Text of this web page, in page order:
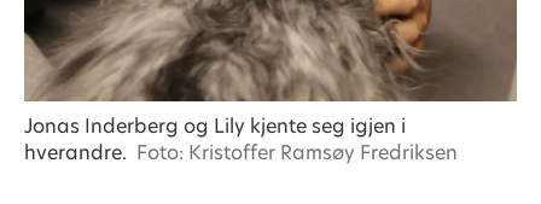
Jonas Inderberg og Lily kjente seg igjen i
hverandre. Foto: Kristoffer Ramsøy Fredriksen